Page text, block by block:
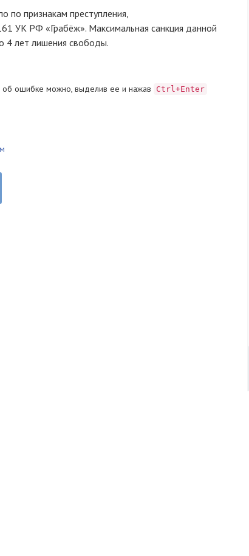
по признакам преступления,
УК РФ «Грабёж». Максимальная санкция данной
4 лет лишения свободы.
ошибке можно, выделив ее и нажав Ctrl+Enter